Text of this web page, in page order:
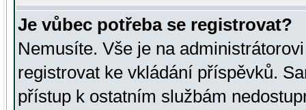
Je vůbec potřeba se registrovat?
Nemusíte. Vše je na
registrovat ke vkládání příspěvků.
přístup k ostatním službám